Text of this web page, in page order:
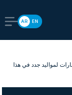
EN
AR
لمواليد جدد في هذا